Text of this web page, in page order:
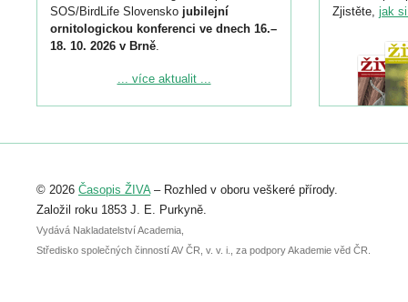
SOS/BirdLife Slovensko jubilejní
ornitologickou konferenci ve dnech 16.–
18. 10. 2026 v Brně.
Podrobnější informace ke konferenci
Registrovat se můžete do 6. září.
abstraktu přihlášené přednášky nebo
posteru je už 30. června.
... více aktualit ...
Zjistěte, jak
© 2026 Časopis ŽIVA– Rozhled v oboru veškeré přírody.
Založil roku 1853 J. E. Purkyně.
Vydává Nakladatelství Academia,
Středisko společných činností AV ČR, v. v. i., za podpory Akademie věd ČR.